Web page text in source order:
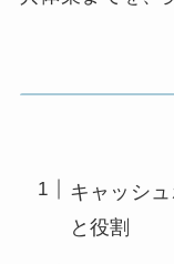
キャッシ
と役割